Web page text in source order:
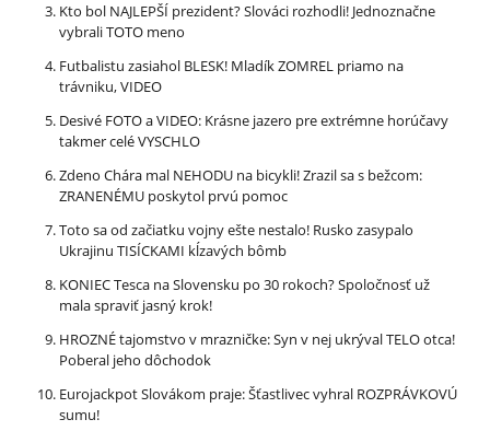
Kto bol NAJLEPŠÍ prezident? Slováci rozhodli! Jednoznačne
vybrali TOTO meno
Futbalistu zasiahol BLESK! Mladík ZOMREL priamo na
trávniku, VIDEO
Desivé FOTO a VIDEO: Krásne jazero pre extrémne horúčavy
takmer celé VYSCHLO
Zdeno Chára mal NEHODU na bicykli! Zrazil sa s bežcom:
ZRANENÉMU poskytol prvú pomoc
Toto sa od začiatku vojny ešte nestalo! Rusko zasypalo
Ukrajinu TISÍCKAMI kĺzavých bômb
KONIEC Tesca na Slovensku po 30 rokoch? Spoločnosť už
mala spraviť jasný krok!
HROZNÉ tajomstvo v mrazničke: Syn v nej ukrýval TELO otca!
Poberal jeho dôchodok
Eurojackpot Slovákom praje: Šťastlivec vyhral ROZPRÁVKOVÚ
sumu!